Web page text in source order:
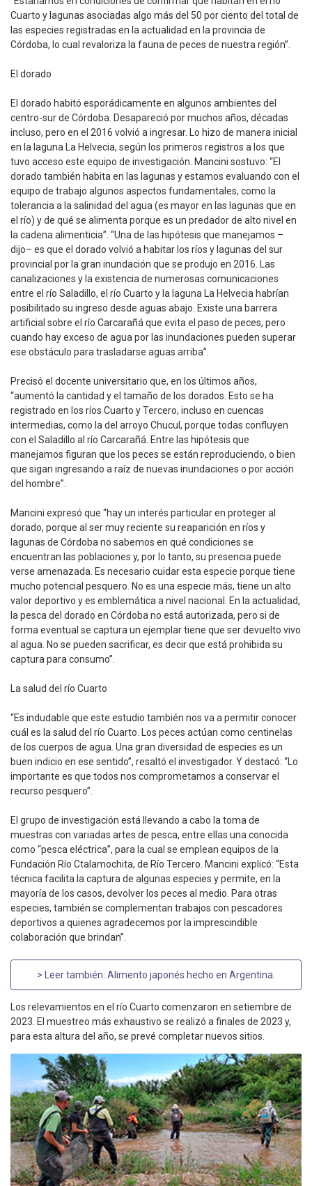
Cuarto y lagunas asociadas algo más del 50 por ciento del total de
las especies registradas en la actualidad en la provincia de
Córdoba, lo cual revaloriza la fauna de peces de nuestra región”.
El dorado
El dorado habitó esporádicamente en algunos ambientes del
centro-sur de Córdoba. Desapareció por muchos años, décadas
incluso, pero en el 2016 volvió a ingresar. Lo hizo de manera inicial
en la laguna La Helvecia, según los primeros registros a los que
tuvo acceso este equipo de investigación. Mancini sostuvo: “El
dorado también habita en las lagunas y estamos evaluando con el
equipo de trabajo algunos aspectos fundamentales, como la
tolerancia a la salinidad del agua (es mayor en las lagunas que en
el río) y de qué se alimenta porque es un predador de alto nivel en
la cadena alimenticia”. “Una de las hipótesis que manejamos –
dijo– es que el dorado volvió a habitar los ríos y lagunas del sur
provincial por la gran inundación que se produjo en 2016. Las
canalizaciones y la existencia de numerosas comunicaciones
entre el río Saladillo, el río Cuarto y la laguna La Helvecia habrían
posibilitado su ingreso desde aguas abajo. Existe una barrera
artificial sobre el río Carcarañá que evita el paso de peces, pero
cuando hay exceso de agua por las inundaciones pueden superar
ese obstáculo para trasladarse aguas arriba”.
Precisó el docente universitario que, en los últimos años,
“aumentó la cantidad y el tamaño de los dorados. Esto se ha
registrado en los ríos Cuarto y Tercero, incluso en cuencas
intermedias, como la del arroyo Chucul, porque todas confluyen
con el Saladillo al río Carcarañá. Entre las hipótesis que
manejamos figuran que los peces se están reproduciendo, o bien
que sigan ingresando a raíz de nuevas inundaciones o por acción
del hombre”.
Mancini expresó que “hay un interés particular en proteger al
dorado, porque al ser muy reciente su reaparición en ríos y
lagunas de Córdoba no sabemos en qué condiciones se
encuentran las poblaciones y, por lo tanto, su presencia puede
verse amenazada. Es necesario cuidar esta especie porque tiene
mucho potencial pesquero. No es una especie más, tiene un alto
valor deportivo y es emblemática a nivel nacional. En la actualidad,
la pesca del dorado en Córdoba no está autorizada, pero si de
forma eventual se captura un ejemplar tiene que ser devuelto vivo
al agua. No se pueden sacrificar, es decir que está prohibida su
captura para consumo”.
La salud del río Cuarto
“Es indudable que este estudio también nos va a permitir conocer
cuál es la salud del río Cuarto. Los peces actúan como centinelas
de los cuerpos de agua. Una gran diversidad de especies es un
buen indicio en ese sentido”, resaltó el investigador. Y destacó: “Lo
importante es que todos nos comprometamos a conservar el
recurso pesquero”.
El grupo de investigación está llevando a cabo la toma de
muestras con variadas artes de pesca, entre ellas una conocida
como “pesca eléctrica”, para la cual se emplean equipos de la
Fundación Río Ctalamochita, de Río Tercero. Mancini explicó: “Esta
técnica facilita la captura de algunas especies y permite, en la
mayoría de los casos, devolver los peces al medio. Para otras
especies, también se complementan trabajos con pescadores
deportivos a quienes agradecemos por la imprescindible
colaboración que brindan”.
> Leer también: Alimento japonés hecho en Argentina
Los relevamientos en el río Cuarto comenzaron en setiembre de
2023. El muestreo más exhaustivo se realizó a finales de 2023 y,
para esta altura del año, se prevé completar nuevos sitios.